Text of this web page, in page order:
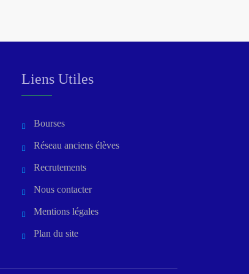
Liens Utiles
Bourses
Réseau anciens élèves
Recrutements
Nous contacter
Mentions légales
Plan du site